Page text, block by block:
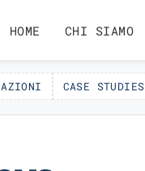
HOME CHI SIAMO
CASE STUDIES